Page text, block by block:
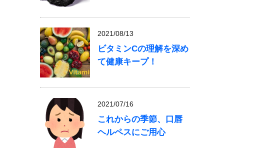
2021/08/13
ビタミンCの理解を深め
て健康キープ！
2021/07/16
これからの季節、口唇
ヘルペスにご用心